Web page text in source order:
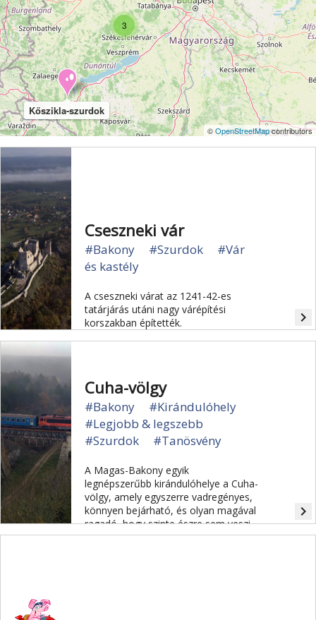
Vértes Veszprém Világörökség Visegrád
Vízesés Zala Zemplén Zselic
3
Kőszikla-szurdok
©OpenStreetMapcontributors
Cseszneki vár
#Bakony #Szurdok
#Vár
és kastély
A cseszneki várat az 1241-42-es
tatárjárás utáni nagy várépítési
korszakban építették.
navigate_next
Cuha-völgy
#Bakony
#Kirándulóhely
#Legjobb & legszebb
#Szurdok
#Tanösvény
A Magas-Bakony egyik
legnépszerűbb kirándulóhelye a Cuha-
völgy, amely egyszerre vadregényes,
könnyen bejárható, és olyan magával
ragadó, hogy szinte észre sem veszi
az ember, hogy legyalogolt néhány
navigate_next